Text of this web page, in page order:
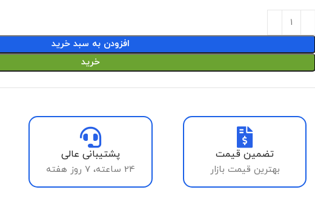
افزودن به سبد خرید
خرید
تضمین قیمت
بهترین قیمت بازار
پشتیبانی عالی
24 ساعته، 7 روز هفته